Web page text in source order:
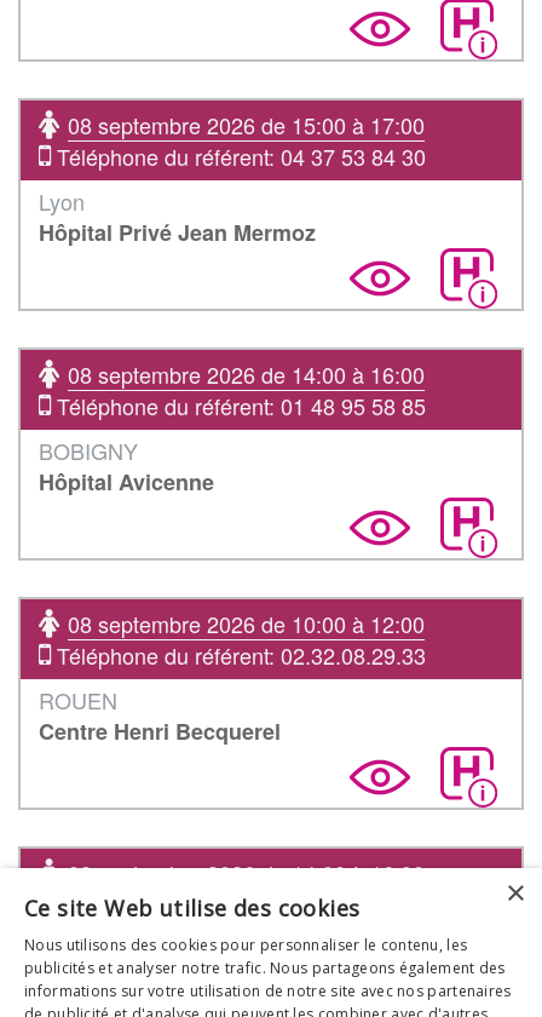
08 septembre 2026 de 15:00 à 17:00
Téléphone du référent: 04 37 53 84 30
Lyon
Hôpital Privé Jean Mermoz
08 septembre 2026 de 14:00 à 16:00
Téléphone du référent: 01 48 95 58 85
BOBIGNY
Hôpital Avicenne
08 septembre 2026 de 10:00 à 12:00
Téléphone du référent: 02.32.08.29.33
ROUEN
Centre Henri Becquerel
08 septembre 2026 de 14:00 à 16:00
Téléphone du référent: 07 87 65 21 67
Saint-Pée-sur-Nivelle
Maison Goxa Leku
×
Ce site Web utilise des cookies
Nous utilisons des cookies pour personnaliser le contenu, les
publicités et analyser notre trafic. Nous partageons également des
informations sur votre utilisation de notre site avec nos partenaires